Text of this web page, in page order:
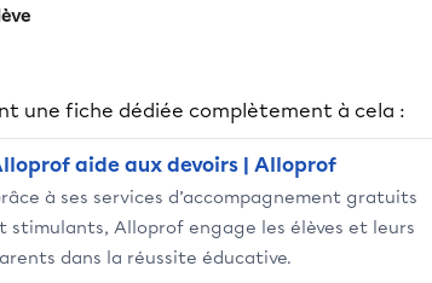
une fiche dédiée complètement à cela :
aide aux devoirs | Alloprof
à ses services d’accompagnement gratuits
stimulants, Alloprof engage les élèves et leurs
dans la réussite éducative.